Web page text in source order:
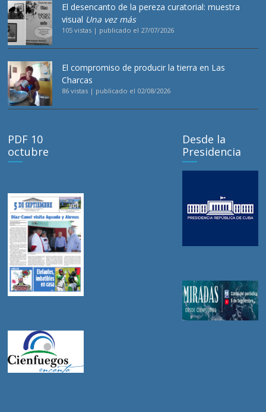
El desencanto de la pereza curatorial: muestra
visual Una vez más
105 vistas | publicado el 27/07/2026
El compromiso de producir la tierra en Las
Charcas
86 vistas | publicado el 02/08/2026
PDF 10
octubre
Desde la
Presidencia